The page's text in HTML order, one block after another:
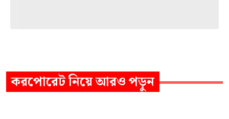
করপোরেটনিয়ে আরও পড়ুন